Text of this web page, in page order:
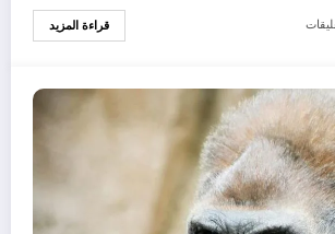
قراءة المزيد